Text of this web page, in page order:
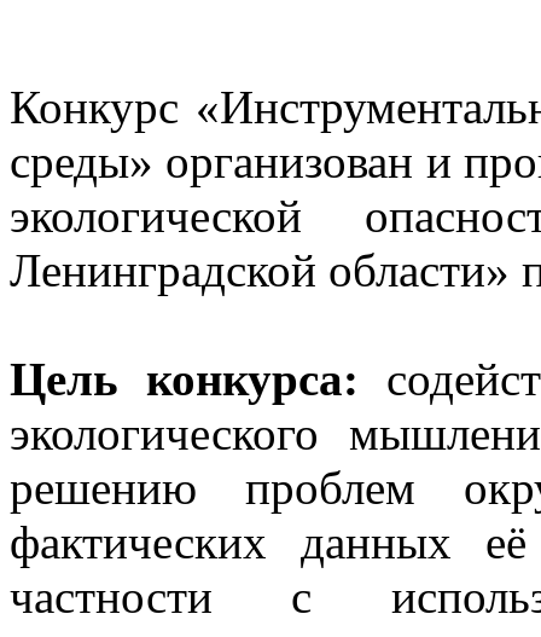
Конкурс
среды» организован и
экологической
Ленинградской
Цель конкурса:
экологического
решению проблем
фактических данных её
частности с